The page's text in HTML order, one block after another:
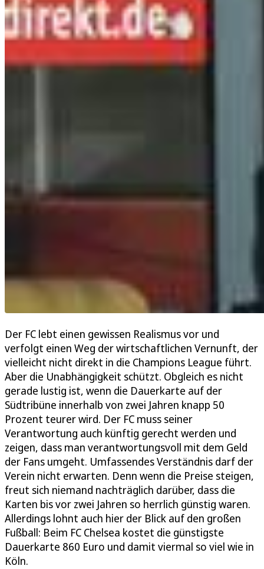
Der FC lebt einen gewissen Realismus vor und
verfolgt einen Weg der wirtschaftlichen Vernunft, der
vielleicht nicht direkt in die Champions League führt.
Aber die Unabhängigkeit schützt. Obgleich es nicht
gerade lustig ist, wenn die Dauerkarte auf der
Südtribüne innerhalb von zwei Jahren knapp 50
Prozent teurer wird. Der FC muss seiner
Verantwortung auch künftig gerecht werden und
zeigen, dass man verantwortungsvoll mit dem Geld
der Fans umgeht. Umfassendes Verständnis darf der
Verein nicht erwarten. Denn wenn die Preise steigen,
freut sich niemand nachträglich darüber, dass die
Karten bis vor zwei Jahren so herrlich günstig waren.
Allerdings lohnt auch hier der Blick auf den großen
Fußball: Beim FC Chelsea kostet die günstigste
Dauerkarte 860 Euro und damit viermal so viel wie in
Köln.